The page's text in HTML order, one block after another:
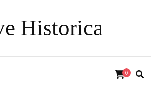
Historica
0